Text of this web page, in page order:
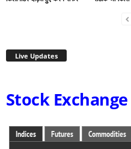
Live Updates
Stock